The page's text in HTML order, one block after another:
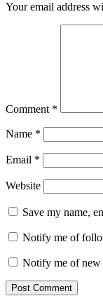
Your email address
Comment *
Name *
Email *
Website
Save my name,
Notify me of
Notify me of new